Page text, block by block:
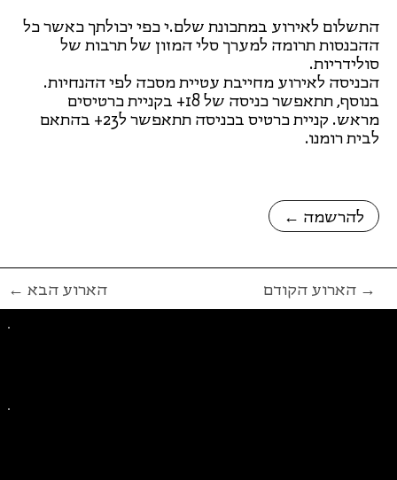
התשלום לאירוע במתכונת שלם.י כפי יכולתך כאשר כל
ההכנסות תרומה למערך סלי המזון של תרבות של
סולידריות.
הכניסה לאירוע מחייבת עטיית מסכה לפי ההנחיות.
בנוסף, תתאפשר כניסה של 18+ בקניית כרטיסים
מראש. קניית כרטיס בכניסה תתאפשר ל23+ בהתאם
לבית רומנו.
← להרשמה
← הארוע הבא הארוע הקודם →